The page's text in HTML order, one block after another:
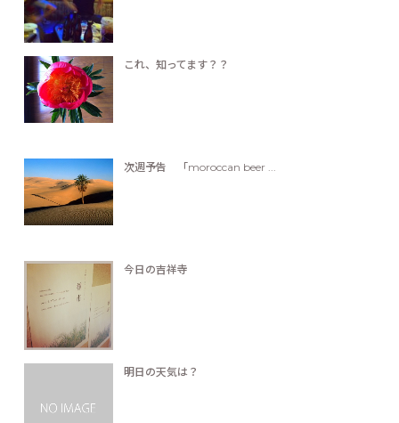
これ、知ってます？？
次週予告 「moroccan beer ...
今日の吉祥寺
明日の天気は？